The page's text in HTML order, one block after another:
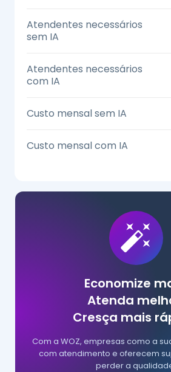
Atendentes necessários
sem IA
Atendentes necessários
com IA
Custo mensal sem IA
Custo mensal com IA
Economize
Atenda
Cresça mais
Com a WOZ, empresas como a
com atendimento e oferecem
perder a